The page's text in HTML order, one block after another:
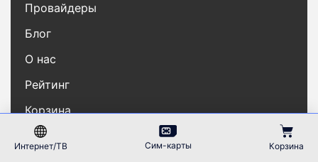
Интернет/ТВ Сим-карты Корзина
Провайдеры
Блог
О нас
Рейтинг
Корзина
Частые вопросы